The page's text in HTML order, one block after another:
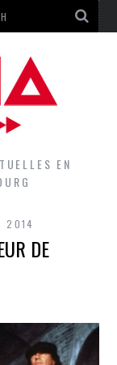
EN
2014
DE